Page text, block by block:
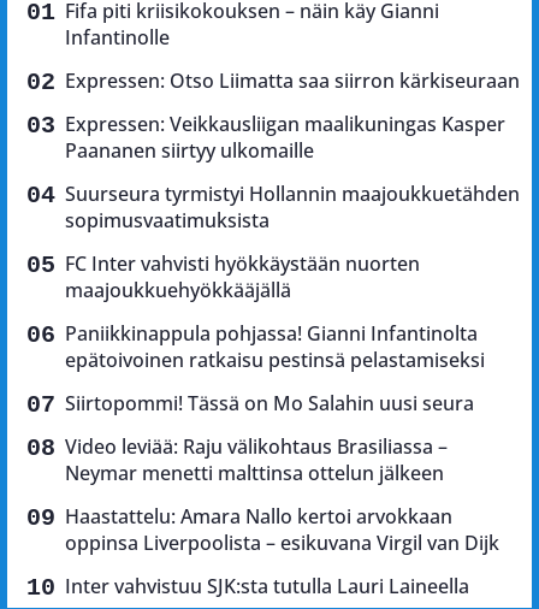
Fifa piti kriisikokouksen – näin käy Gianni
Infantinolle
Expressen: Otso Liimatta saa siirron kärkiseuraan
Expressen: Veikkausliigan maalikuningas Kasper
Paananen siirtyy ulkomaille
Suurseura tyrmistyi Hollannin maajoukkuetähden
sopimusvaatimuksista
FC Inter vahvisti hyökkäystään nuorten
maajoukkuehyökkääjällä
Paniikkinappula pohjassa! Gianni Infantinolta
epätoivoinen ratkaisu pestinsä pelastamiseksi
Siirtopommi! Tässä on Mo Salahin uusi seura
Video leviää: Raju välikohtaus Brasiliassa –
Neymar menetti malttinsa ottelun jälkeen
Haastattelu: Amara Nallo kertoi arvokkaan
oppinsa Liverpoolista – esikuvana Virgil van Dijk
Inter vahvistuu SJK:sta tutulla Lauri Laineella